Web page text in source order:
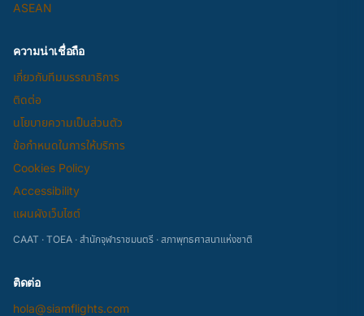
ASEAN
ความน่าเชื่อถือ
เกี่ยวกับทีมบรรณาธิการ
ติดต่อ
นโยบายความเป็นส่วนตัว
ข้อกำหนดในการให้บริการ
Cookies Policy
Accessibility
แผนผังเว็บไซต์
CAAT · TOEA · สำนักจุฬาราชมนตรี · สภาพุทธศาสนาแห่งชาติ
ติดต่อ
hola@siamflights.com